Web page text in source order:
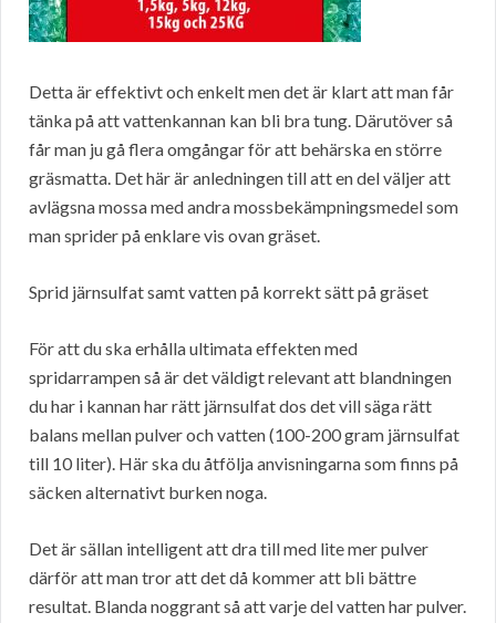
Detta är effektivt och enkelt men det är klart att man får
tänka på att vattenkannan kan bli bra tung. Därutöver så
får man ju gå flera omgångar för att behärska en större
gräsmatta. Det här är anledningen till att en del väljer att
avlägsna mossa med andra mossbekämpningsmedel som
man sprider på enklare vis ovan gräset.
Sprid järnsulfat samt vatten på korrekt sätt på gräset
För att du ska erhålla ultimata effekten med
spridarrampen så är det väldigt relevant att blandningen
du har i kannan har rätt järnsulfat dos det vill säga rätt
balans mellan pulver och vatten (100-200 gram järnsulfat
till 10 liter). Här ska du åtfölja anvisningarna som finns på
säcken alternativt burken noga.
Det är sällan intelligent att dra till med lite mer pulver
därför att man tror att det då kommer att bli bättre
resultat. Blanda noggrant så att varje del vatten har pulver.